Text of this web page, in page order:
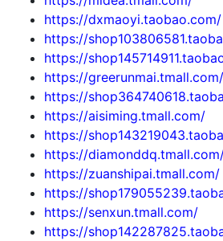
https://dxmaoyi.taobao.com/
https://
https://
https://greerunmai.tmall.com/
https://
https://aisiming.tmall.com/
https://
https://
https://zuanshipai.tmall.com/
https://
https://senxun.tmall.com/
https://